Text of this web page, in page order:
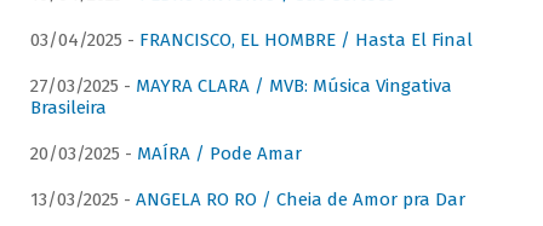
03/04/2025 - FRANCISCO, EL HOMBRE / Hasta El Final
27/03/2025 - MAYRA CLARA / MVB: Música Vingativa
Brasileira
20/03/2025 - MAÍRA / Pode Amar
13/03/2025 - ANGELA RO RO / Cheia de Amor pra Dar